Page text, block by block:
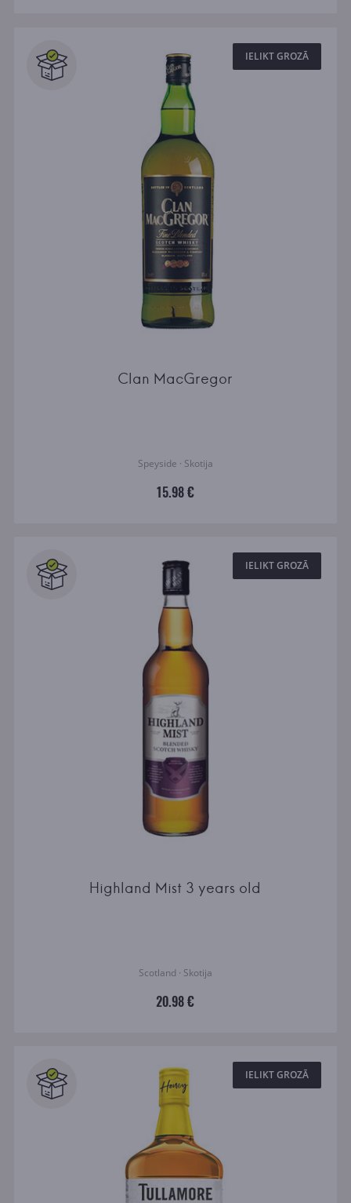
IELIKT GROZĀ
Clan MacGregor
Speyside · Skotija
15.98 €
IELIKT GROZĀ
Highland Mist 3 years old
Scotland · Skotija
20.98 €
IELIKT GROZĀ